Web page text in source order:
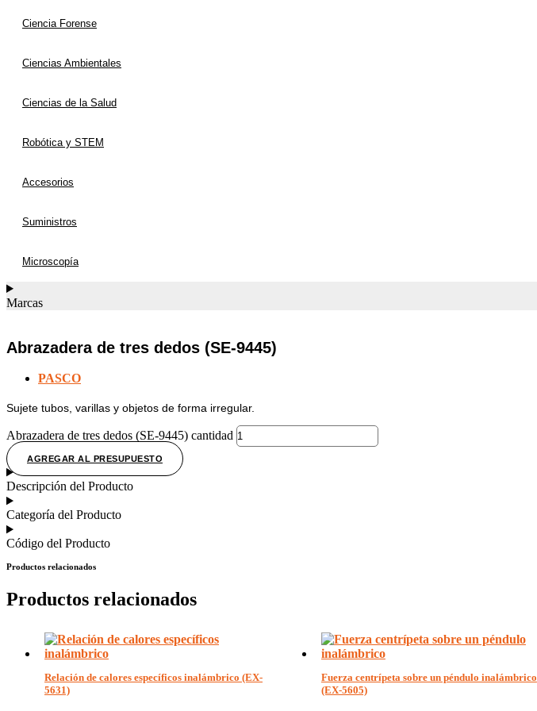
Ciencia Forense
Ciencias Ambientales
Ciencias de la Salud
Robótica y STEM
Accesorios
Suministros
Microscopía
Marcas
Abrazadera de tres dedos (SE-9445)
PASCO
Sujete tubos, varillas y objetos de forma irregular.
Abrazadera de tres dedos (SE-9445) cantidad
AGREGAR AL PRESUPUESTO
Descripción del Producto
Categoría del Producto
Código del Producto
Productos relacionados
Productos relacionados
Relación de calores específicos inalámbrico (EX-
5631)
Fuerza centrípeta sobre un péndulo inalámbrico
(EX-5605)